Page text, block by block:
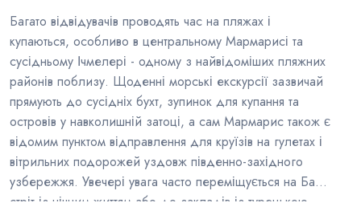
Багато відвідувачів проводять час на пляжах і
купаються, особливо в центральному Мармарисі та
сусідньому Ічмелері - одному з найвідоміших пляжних
районів поблизу. Щоденні морські екскурсії зазвичай
прямують до сусідніх бухт, зупинок для купання та
островів у навколишній затоці, а сам Мармарис також є
відомим пунктом відправлення для круїзів на гулетах і
вітрильних подорожей уздовж південно-західного
узбережжя. Увечері увага часто переміщується на Бар-
стріт із нічним життям або до закладів із турецькою